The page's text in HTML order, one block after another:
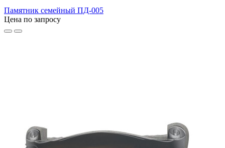
Памятник семейный ПД-005
Цена по запросу